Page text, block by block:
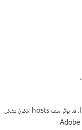
تقوم ملفات hosts لنظام التشغيل بتخزين أسماء المضيف لعناوين IP. قد يؤثر ملف hosts المكون بشكل